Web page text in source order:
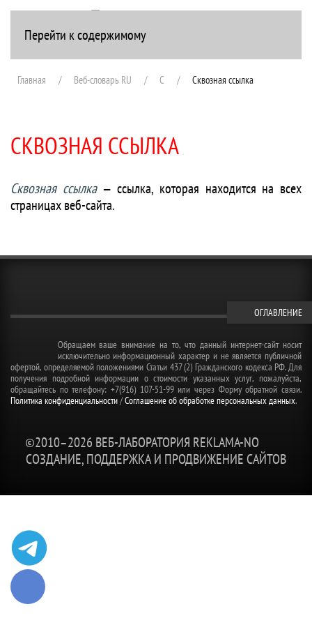
Перейти к содержимому+7(916) 107-51-99
Главная Веб-словарь RU С Сквозная ссылка
СКВОЗНАЯ ССЫЛКА
Сквозная ссылка— ссылка, которая находится на всех
страницах веб-сайта.
Обращаем ваше внимание на то, что данный интернет-сайт носит
исключительно информационный характер и не является публичной
офертой, определяемой положениями Статьи 437 (2) Гражданского кодекса РФ. Для
получения подробной информации о стоимости указанных услуг, пожалуйста,
обращайтесь по телефону: +7(916) 107-51-99 или через Форму обратной связи.
Политика конфиденциальности/Соглашение об обработке персональных данных.
©2010–2026 ВЕБ-ЛАБОРАТОРИЯ REKLAMA-NO
СОЗДАНИЕ, ПОДДЕРЖКА И ПРОДВИЖЕНИЕ САЙТОВ
ОГЛАВЛЕНИЕ